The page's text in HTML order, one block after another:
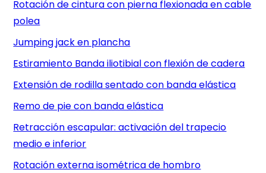
Rotación de cintura con pierna flexionada en cable
polea
Jumping jack en plancha
Estiramiento Banda iliotibial con flexión de cadera
Extensión de rodilla sentado con banda elástica
Remo de pie con banda elástica
Retracción escapular: activación del trapecio
medio e inferior
Rotación externa isométrica de hombro